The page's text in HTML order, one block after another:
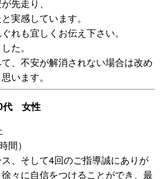
先走り、
実感しています。
れも宜しくお伝え下さい。
た。
、不安が解消されない場合は改め
います。
代 女性
間）
、そして4回のご指導誠にありが
々に自信をつけることができ、最